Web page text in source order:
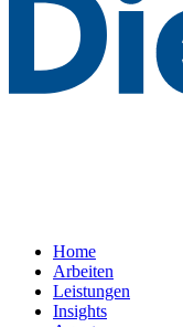
Home
Arbeiten
Leistungen
Insights